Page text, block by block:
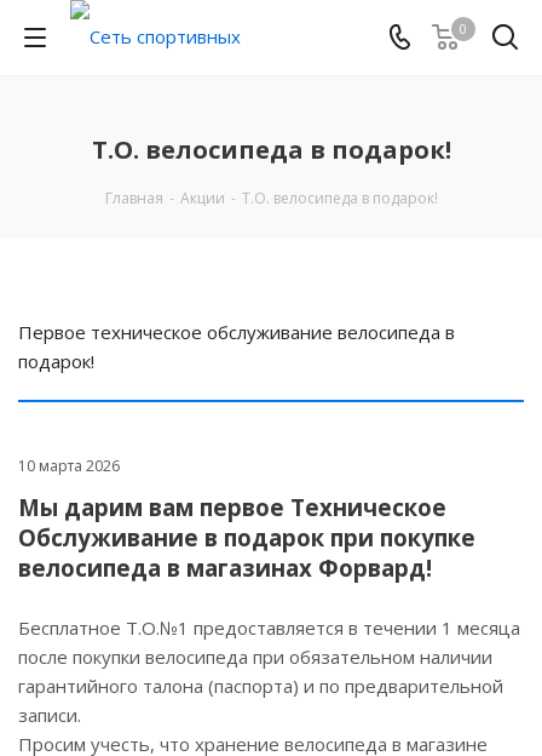
0
Т.О. велосипеда в подарок!
Главная - Акции - Т.О. велосипеда в подарок!
Первое техническое обслуживание велосипеда в
подарок!
10 марта 2026
Мы дарим вам первое Техническое
Обслуживание в подарок при покупке
велосипеда в магазинах Форвард!
Бесплатное Т.О.№1 предоставляется в течении 1 месяца
после покупки велосипеда при обязательном наличии
гарантийного талона (паспорта) и по предварительной
записи.
Просим учесть, что хранение велосипеда в магазине